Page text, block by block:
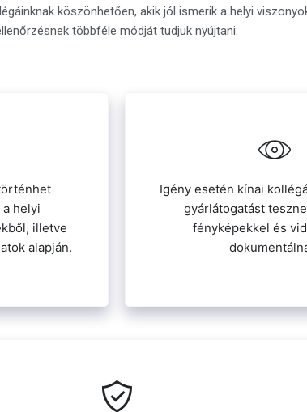
köszönhetően, akik jól ismerik a helyi
többféle módját tudjuk nyújtani:
helyi
illetve
alapján.
Igény esetén kínai
gyárlátogatást
fényképekkel és